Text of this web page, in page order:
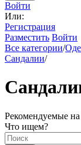
Войти
Или:
Регистрация
Разместить Войти
Все категории/
Сандалии/
Рекомендуемые
Что ищем?